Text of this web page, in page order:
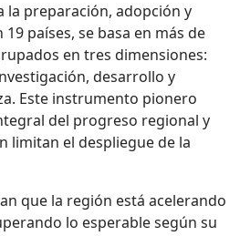
la preparación, adopción y
países, se basa en más de
en tres dimensiones:
desarrollo y
Este instrumento pionero
del progreso regional y
limitan el despliegue de la
que la región está acelerando
lo esperable según su